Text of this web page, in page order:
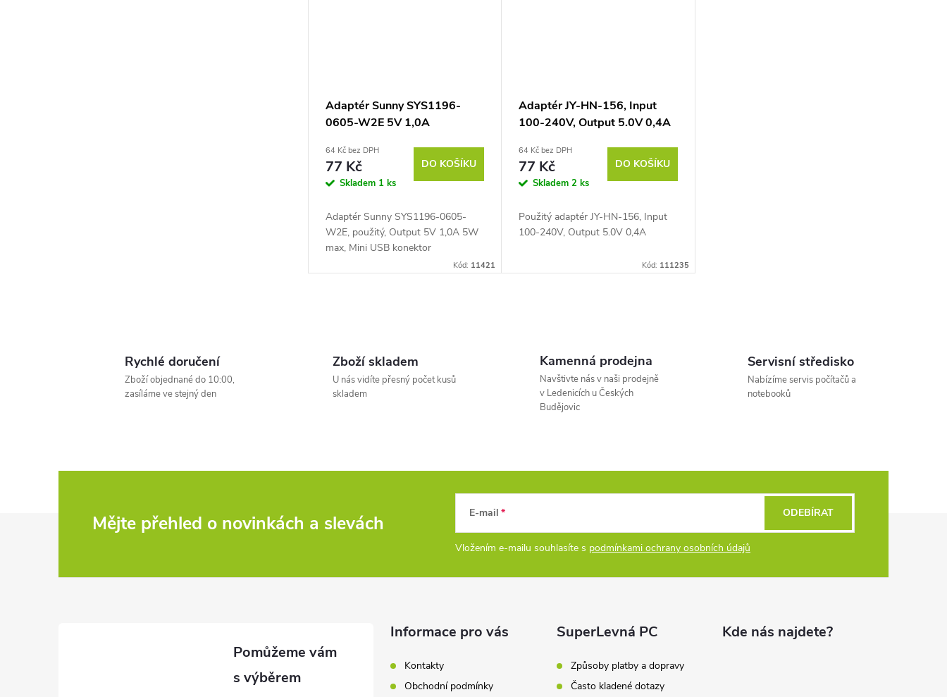
Adaptér Sunny SYS1196-
0605-W2E 5V 1,0A
64 Kč bez DPH
77 Kč
Skladem 1 ks
DO KOŠÍKU
Adaptér Sunny SYS1196-0605-
W2E, použitý, Output 5V 1,0A 5W
max, Mini USB konektor
Kód: 11421
Adaptér JY-HN-156, Input
100-240V, Output 5.0V 0,4A
64 Kč bez DPH
77 Kč
Skladem2 ks
DO KOŠÍKU
Použitý adaptér JY-HN-156, Input
100-240V, Output 5.0V 0,4A
Kód: 111235
a
í
r
y
Rychlé doručení
Zboží objednané do 10:00,
zasíláme ve stejný den
Zboží skladem
U nás vidíte přesný počet kusů
skladem
Kamenná prodejna
Navštivte nás v naši prodejně
v Ledenicích u Českých
Budějovic
Servisní středisko
Nabízíme servis počítačů a
notebooků
Mějte přehled o novinkách a slevách E-mail
Vložením e-mailu souhlasíte s podmínkami ochrany osobních údajů
ODEBÍRAT
Informace pro vás
Kontakty
Obchodní podmínky
SuperLevná PC
Způsoby platby a dopravy
Často kladené dotazy
Kde nás najdete?